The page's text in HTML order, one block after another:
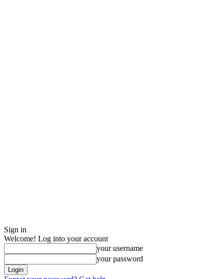
Sign in
Welcome! Log into your account
your username
your password